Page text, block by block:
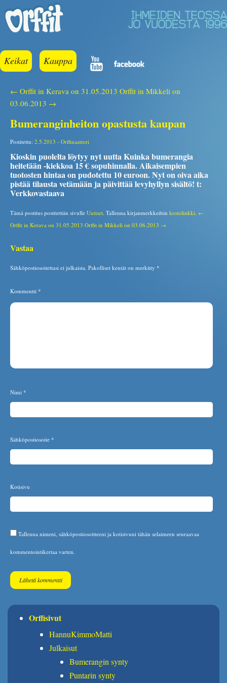
Keikat Kauppa
← Orffit in Kerava on 31.05.2013 Orffit in Mikkeli on
03.06.2013 →
Bumeranginheiton opastusta kaupan
Postitettu: 2.5.2013 - Orffinaattori
Kioskin puolelta löytyy nyt uutta Kuinka bumerangia
heitetään -kiekkoa 15 € sopuhinnalla. Aikaisempien
tuotosten hintaa on pudotettu 10 euroon. Nyt on oiva aika
pistää tilausta vetämään ja päivittää levyhyllyn sisältö! t:
Verkkovastaava
Tämä postitus postitettiin sivulle Uutiset . Tallenna kirjanmerkkeihin kestolinkki ←
Orffit in Kerava on 31.05.2013 Orffit in Mikkeli on 03.06.2013 →
Vastaa
Sähköpostiosoitettasi ei julkaista. Pakolliset kentät on merkitty *
Kommentti *
Nimi *
Sähköpostiosoite *
Kotisivu
Tallenna nimeni, sähköpostiosoitteeni ja kotisivuni tähän selaimeen seuraavaa
kommentointikertaa varten.
Orffisivut
HannuKimmoMatti
Julkaisut
Bumerangin synty
Puntarin synty